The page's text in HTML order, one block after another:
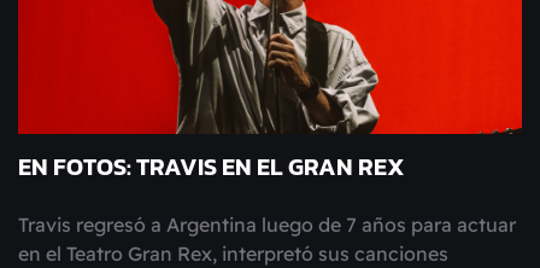
EN FOTOS: TRAVIS EN EL GRAN REX
Travis regresó a Argentina luego de 7 años para actuar
en el Teatro Gran Rex, interpretó sus canciones